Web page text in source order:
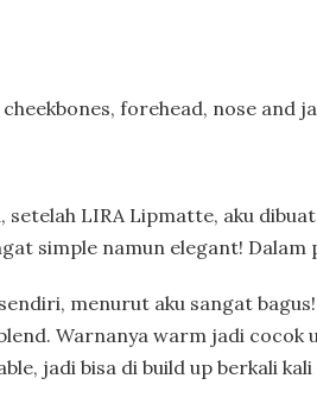
forehead, nose and
setelah LIRA Lipmatte, aku
simple namun elegant!
menurut aku sangat
Warnanya warm jadi
jadi bisa di build up berkali